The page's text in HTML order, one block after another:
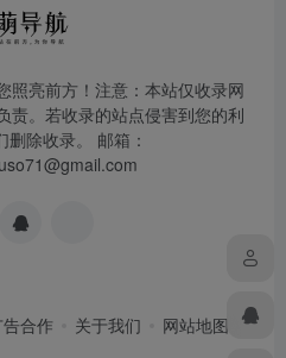
照亮前方！注意：本站仅收录网
责。若收录的站点侵害到您的利
删除收录。 邮箱：
告合作 关于我们 网站地图